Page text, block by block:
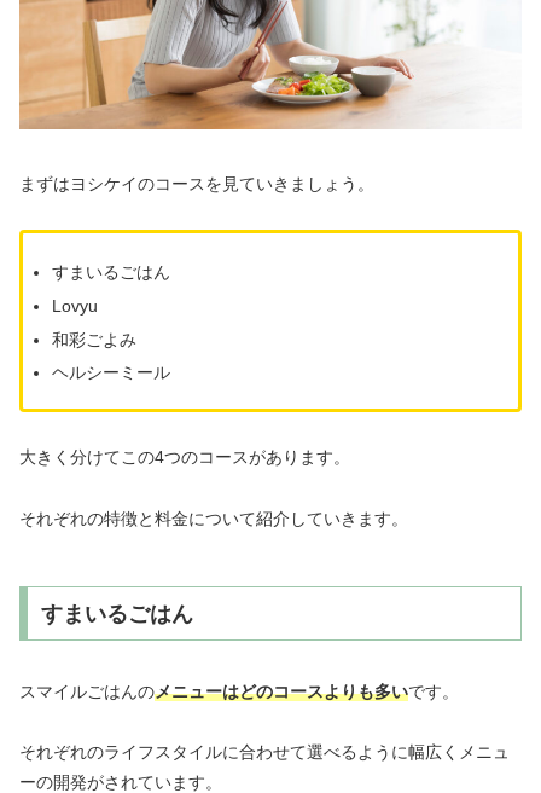
まずはヨシケイのコースを見ていきましょう。
すまいるごはん
Lovyu
和彩ごよみ
ヘルシーミール
大きく分けてこの4つのコースがあります。
それぞれの特徴と料金について紹介していきます。
すまいるごはん
スマイルごはんのメニューはどのコースよりも多いです。
それぞれのライフスタイルに合わせて選べるように幅広くメニュ
ーの開発がされています。